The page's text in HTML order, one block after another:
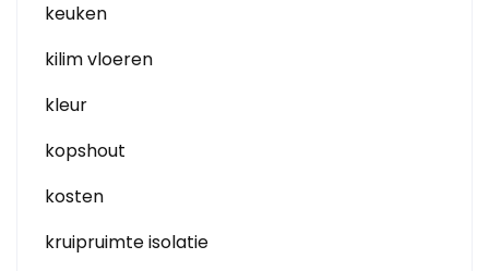
keuken
kilim vloeren
kleur
kopshout
kosten
kruipruimte isolatie